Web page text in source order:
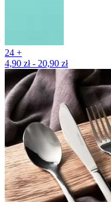
24 +
4,90 zł - 20,90 zł